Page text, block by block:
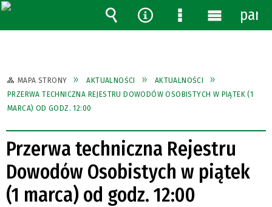
MAPA STRONY AKTUALNOŚCI
AKTUALNOŚCI
PRZERWA TECHNICZNA REJESTRU DOWODÓW OSOBISTYCH W PIĄTEK (1
MARCA) OD GODZ. 12:00
Przerwa techniczna Rejestru
Dowodów Osobistych w piątek
(1 marca) od godz. 12:00
Wyszukiwarka
Narzędzia
MenuMenu